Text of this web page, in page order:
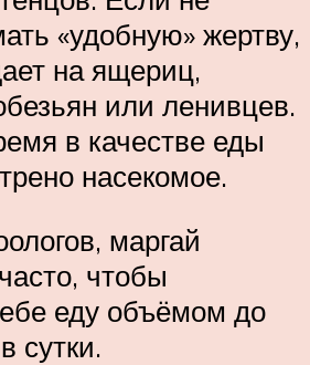
«удобную» жертву,
на ящериц,
или ленивцев.
в качестве еды
насекомое.
маргай
чтобы
еду объёмом до
сутки.